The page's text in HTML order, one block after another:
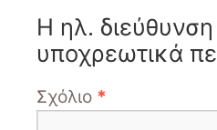
Η ηλ.
υποχρεωτικά
Σχόλιο *